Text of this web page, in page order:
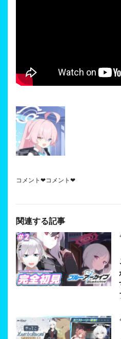
コメント❤コメント❤
関連する記事